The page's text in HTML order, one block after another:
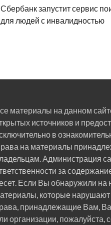
Сбербанк запустит сервис
для людей с инвалидностью
материалы на данном
источников и
в
на материалы
Администрация
за
Если Вы обнаружили на
которые нарушают
принадлежащие Вам,
организации, пожалуйста,